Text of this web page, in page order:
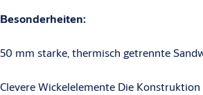
Besonderheiten:
50 mm starke, thermisch getrennte
Clevere Wickelelemente Die